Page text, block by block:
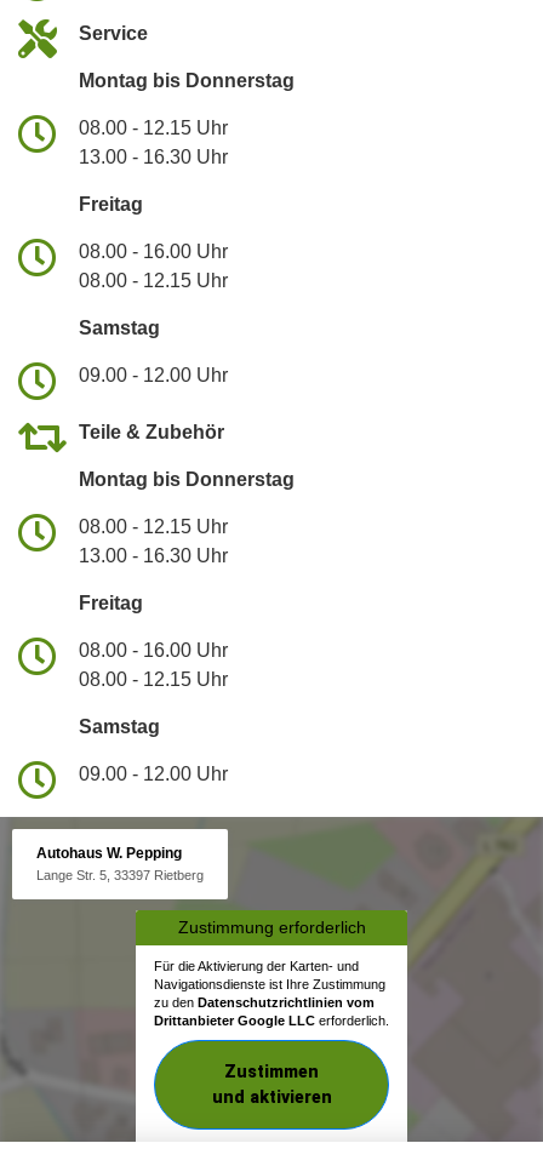
Service
Montag bis Donnerstag
08.00 - 12.15 Uhr
13.00 - 16.30 Uhr
Freitag
08.00 - 16.00 Uhr
08.00 - 12.15 Uhr
Samstag
09.00 - 12.00 Uhr
Teile & Zubehör
Montag bis Donnerstag
08.00 - 12.15 Uhr
13.00 - 16.30 Uhr
Freitag
08.00 - 16.00 Uhr
08.00 - 12.15 Uhr
Samstag
09.00 - 12.00 Uhr
Autohaus W. Pepping
Lange Str. 5, 33397 Rietberg
Zustimmung erforderlich
Für die Aktivierung der Karten- und
Navigationsdienste ist Ihre Zustimmung
zu den Datenschutzrichtlinien vom
Drittanbieter Google LLC erforderlich.
Zustimmen
und aktivieren